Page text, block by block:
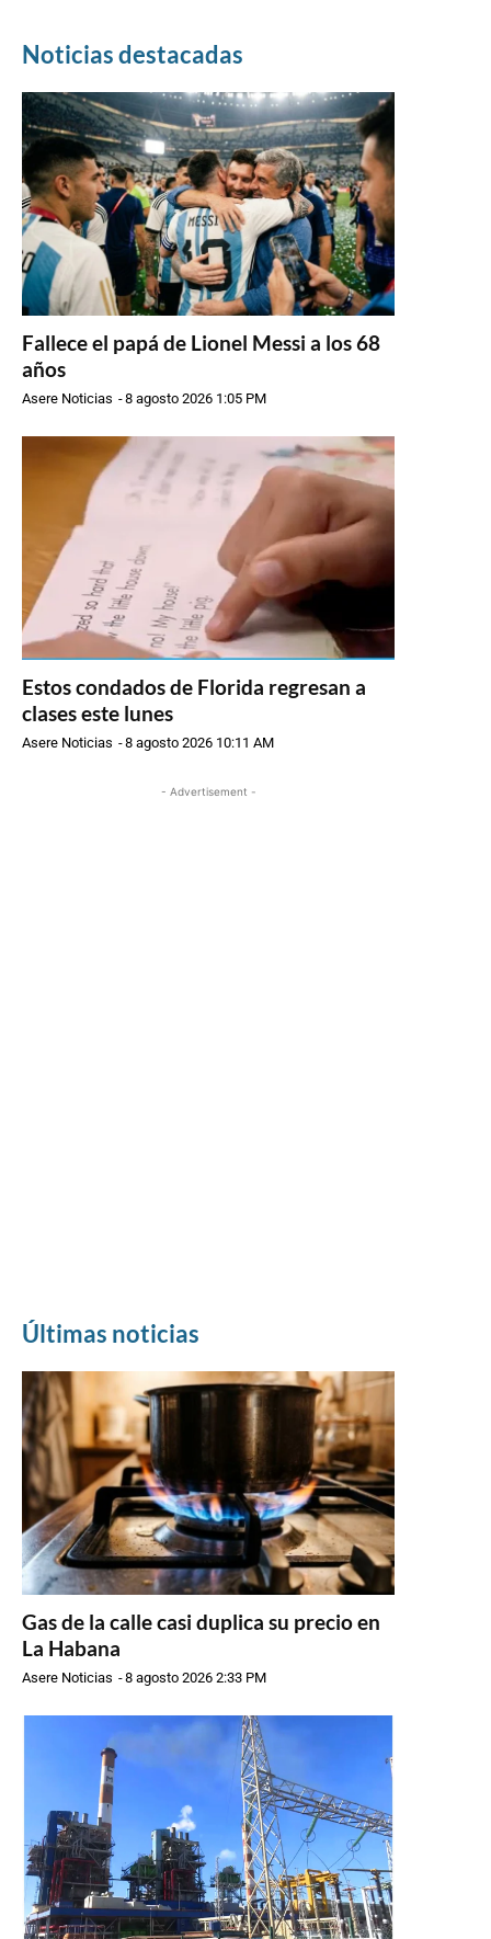
Noticias destacadas
Fallece el papá de Lionel Messi a los 68
años
Asere Noticias -8 agosto 2026 1:05 PM
Estos condados de Florida regresan a
clases este lunes
Asere Noticias -8 agosto 2026 10:11 AM
- Advertisement -
Últimas noticias
Gas de la calle casi duplica su precio en
La Habana
Asere Noticias -8 agosto 2026 2:33 PM